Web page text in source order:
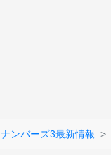
ナンバーズ3最新情報